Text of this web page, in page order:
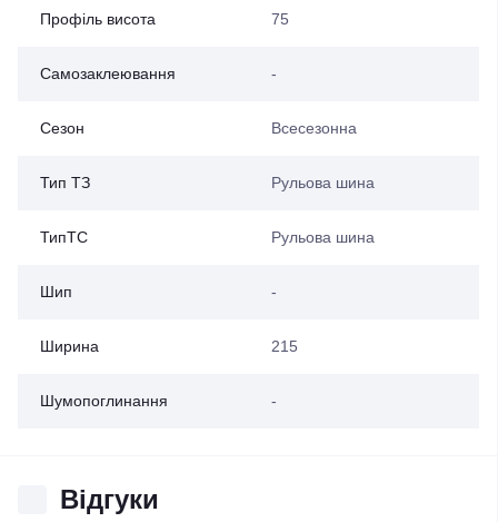
Профіль висота 75
Самозаклеювання -
Сезон Всесезонна
Тип ТЗ Рульова шина
ТипТС Рульова шина
Шип -
Ширина 215
Шумопоглинання -
Відгуки